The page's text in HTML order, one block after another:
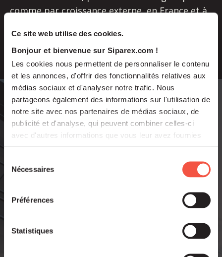
Ce site web utilise des cookies.
Bonjour et bienvenue sur Siparex.com !
Les cookies nous permettent de personnaliser le contenu
et les annonces, d'offrir des fonctionnalités relatives aux
médias sociaux et d'analyser notre trafic. Nous
partageons également des informations sur l'utilisation de
notre site avec nos partenaires de médias sociaux, de
publicité et d'analyse, qui peuvent combiner celles-ci
avec d'autres informations que vous leur avez fournies
Nécessaires
Préférences
Statistiques
comme par croissance externe, en France et à
Les domaines
d’activité
privilégiés.
Ingénierie – Etudes – R&D
Equipements industriels